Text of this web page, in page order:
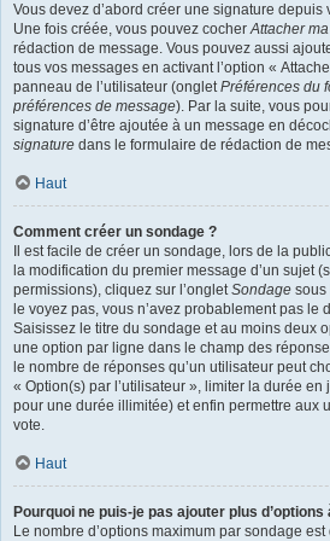
Vous devez d’abord créer une signature depuis
Une fois créée, vous pouvez cocherAttacher
rédaction de message. Vous pouvez aussi
tous vos messages en activant l’option «
panneau de l’utilisateur (ongletPréférences du
préférences de message). Par la suite, vous
signature d’être ajoutée à un message en
signature dans le formulaire de rédaction de
Haut
Comment créer un sondage ?
Il est facile de créer un sondage, lors de la
la modification du premier message d’un sujet
permissions), cliquez sur l’ongletSondage sous
le voyez pas, vous n’avez probablement pas le
Saisissez le titre du sondage et au moins deux
une option par ligne dans le champ des
le nombre de réponses qu’un utilisateur peut
« Option(s) par l’utilisateur », limiter la durée
pour une durée illimitée) et enfin permettre aux
vote.
Haut
Pourquoi ne puis-je pas ajouter plus d’options
Le nombre d’options maximum par sondage